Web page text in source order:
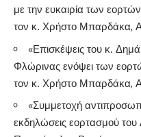
με την ευκαιρία των
τον κ. Χρήστο Μπαρδάκα,
«Επισκέψεις του κ.
Φλώρινας ενόψει των
τον κ. Χρήστο Μπαρδάκα,
«Συμμετοχή
εκδηλώσεις εορτασμού